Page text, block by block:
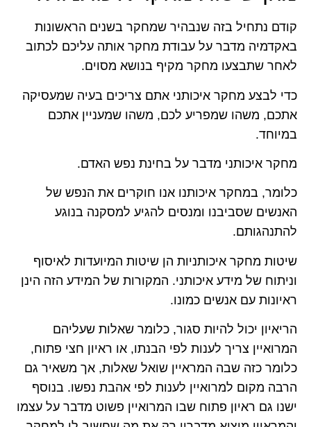
קודם נתחיל בזה שנבהיר שמחקר בשנים הראשונות
באקדמיה מדבר על עבודת מחקר אותה עליכם לכתוב
לאחר שתבצעו מחקר מקיף בנושא מסוים.
כדי לבצע מחקר איכותני אתם צריכים בעיה שמעסיקה
אתכם, משהו שמפריע לכם, משהו שמעניין אתכם
במיוחד.
מחקר איכותני מדבר על בחינת נפש האדם.
כלומר, במחקר איכותנו אנו חוקרים את הנפש של
האנשים שסביבנו ומנסים להגיע למסקנה בנוגע
להתנהגותם.
שיטות מחקר איכותניות הן שיטות המיועדות לאיסוף
וניתוח של מידע איכותני. המקורות של המידע הזה הינן
ראיונות עם אנשים כמונו.
הריאיון יכול להיות סגור, כלומר שאלות שעליהם
המרואיין צריך לענות לפי הבנתו, או ראיון חצי פתוח,
כלומר כזה שבה המראיין שואל שאלות, אך משאיר גם
הרבה מקום למרואיין לענות לפי אהבת נפשו. בנוסף
ישנו גם ראיון פתוח שבו המרואיין פשוט מדבר על עצמו